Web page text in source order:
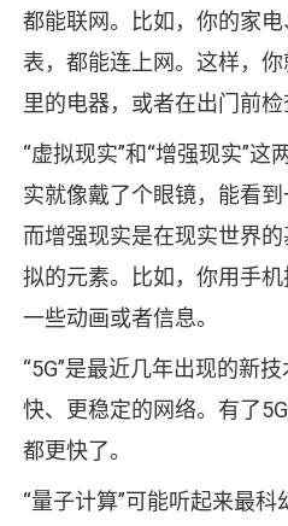
都能联网。比如，你的家
表，都能连上网。这样，
里的电器，或者在出门前检
“虚拟现实”和“增强现实”
实就像戴了个眼镜，能看到
而增强现实是在现实世界
拟的元素。比如，你用手
一些动画或者信息。
“5G”是最近几年出现的新
快、更稳定的网络。有了
都更快了。
“量子计算”可能听起来最